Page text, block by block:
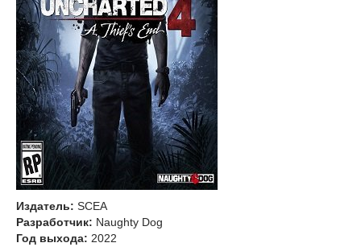
Издатель: SCEA
Разработчик: Naughty Dog
Год выхода: 2022